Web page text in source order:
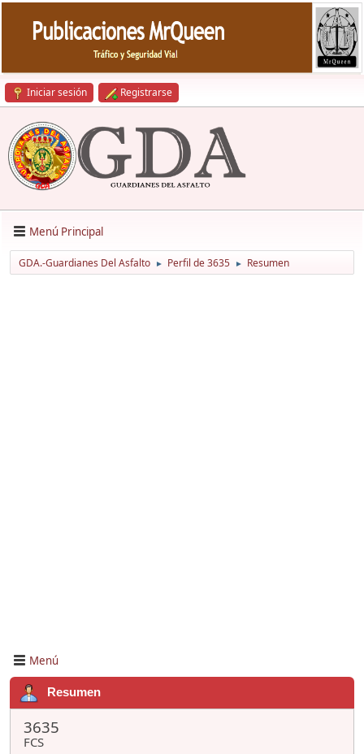
Iniciar sesión Registrarse
Menú Principal
GDA.-Guardianes Del Asfalto ► Perfil de 3635 ► Resumen
Menú
Resumen
3635
FCS